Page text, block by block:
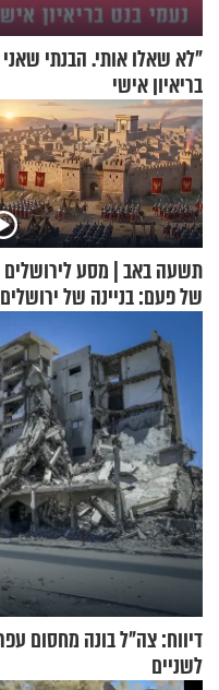
"לא שאלו אותי. הבנתי
בריאיון אישי
תשעה באב | מסע לירושלים
של פעם: בניינה של ירושלים
דיווח: צה"ל בונה מחסום
לשניים